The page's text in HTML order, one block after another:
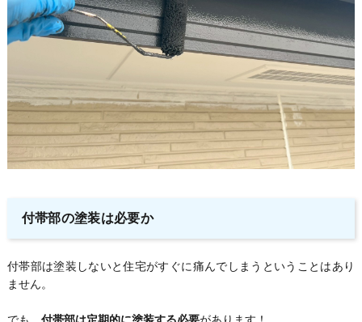
付帯部の塗装は必要か
付帯部は塗装しないと住宅がすぐに痛んでしまうということはあり
ません。